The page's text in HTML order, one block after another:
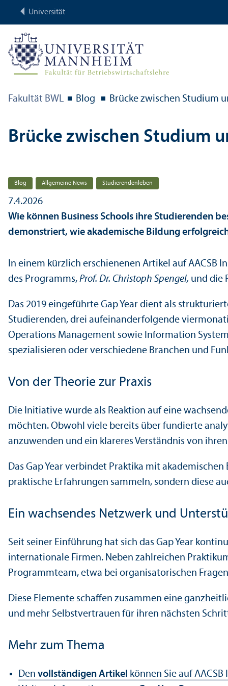
Universität
Fakultät BWL Blog Brücke zwischen Studium
Brücke zwischen Studium
Blog Allgemeine News Studierenden­leben
7.4.2026
Wie können Business Schools ihre Studierenden
demonstriert, wie akademische Bildung
In einem kürzlich erschienenen Artikel auf AACSB
des Programms, Prof. Dr. Christoph Spengel, und die
Das 2019 eingeführte Gap Year dient als
Studierenden, drei aufeinanderfolgende
Operations Management sowie Information
spezialisieren oder verschiedene Branchen und
Von der Theorie zur Praxis
Die Initiative wurde als Reaktion auf eine
möchten. Obwohl viele bereits über fundierte
anzuwenden und ein klareres Verständnis von
Das Gap Year verbindet Praktika mit
praktische Erfahrungen sammeln, sondern diese
Ein wachsendes Netzwerk und
Seit seiner Einführung hat sich das Gap Year
internationale Firmen. Neben zahlreichen
Programm­team, etwa bei organisatorischen
Diese Elemente schaffen zusammen eine
und mehr Selbstvertrauen für ihren nächsten
Mehr zum Thema
Den vollständigen Artikel können Sie auf